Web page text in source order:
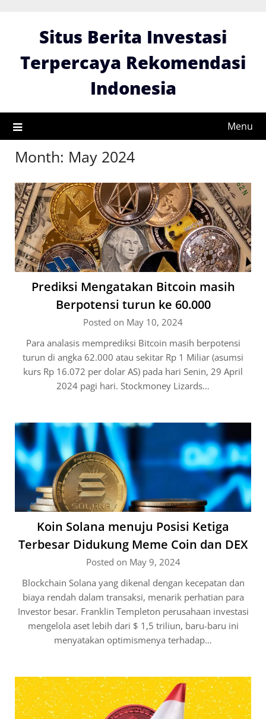
Situs Berita Investasi
Terpercaya Rekomendasi
Indonesia
Menu
Month: May 2024
Prediksi Mengatakan Bitcoin masih
Berpotensi turun ke 60.000
Posted on May 10, 2024
Para analasis memprediksi Bitcoin masih berpotensi
turun di angka 62.000 atau sekitar Rp 1 Miliar (asumsi
kurs Rp 16.072 per dolar AS) pada hari Senin, 29 April
2024 pagi hari. Stockmoney Lizards…
Koin Solana menuju Posisi Ketiga
Terbesar Didukung Meme Coin dan DEX
Posted on May 9, 2024
Blockchain Solana yang dikenal dengan kecepatan dan
biaya rendah dalam transaksi, menarik perhatian para
Investor besar. Franklin Templeton perusahaan investasi
mengelola aset lebih dari $ 1,5 triliun, baru-baru ini
menyatakan optimismenya terhadap…